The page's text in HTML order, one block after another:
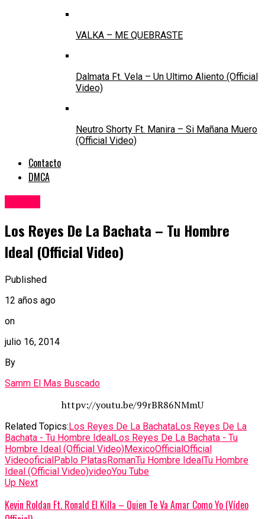
VALKA – ME QUEBRASTE
Dalmata Ft. Vela – Un Ultimo Aliento (Official
Video)
Neutro Shorty Ft. Manira – Si Mañana Muero
(Official Video)
Contacto
DMCA
Los Reyes De La Bachata – Tu Hombre
Ideal (Official Video)
Published
12 años ago
on
julio 16, 2014
By
Samm El Mas Buscado
httpv://youtu.be/99rBR86NMmU
Related Topics: Los Reyes De La BachataLos Reyes De La
Bachata - Tu Hombre Ideal Los Reyes De La Bachata - Tu
Hombre Ideal (Official Video)MexicoOfficial Official
Videooficial Pablo Platas RomanTu Hombre Ideal Tu Hombre
Ideal (Official Video)videoYou Tube
Up Next
Kevin Roldan Ft. Ronald El Killa – Quien Te Va Amar Como Yo (Vídeo